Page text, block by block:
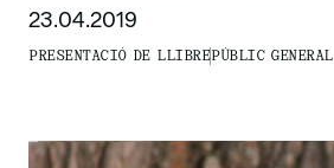
23.04.2019
PRESENTACIÓ DE LLIBREPÚBLIC GENERAL